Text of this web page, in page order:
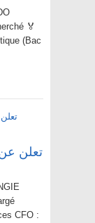
🏅
(Bac
CFO :